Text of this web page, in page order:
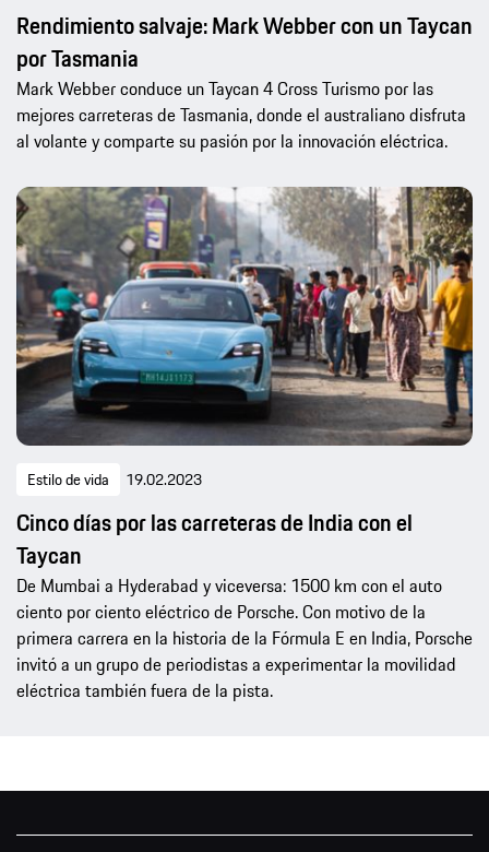
Rendimiento salvaje: Mark Webber con un Taycan
por Tasmania
Mark Webber conduce un Taycan 4 Cross Turismo por las
mejores carreteras de Tasmania, donde el australiano disfruta
al volante y comparte su pasión por la innovación eléctrica.
Estilo de vida 19.02.2023
Cinco días por las carreteras de India con el
Taycan
De Mumbai a Hyderabad y viceversa: 1500 km con el auto
ciento por ciento eléctrico de Porsche. Con motivo de la
primera carrera en la historia de la Fórmula E en India, Porsche
invitó a un grupo de periodistas a experimentar la movilidad
eléctrica también fuera de la pista.